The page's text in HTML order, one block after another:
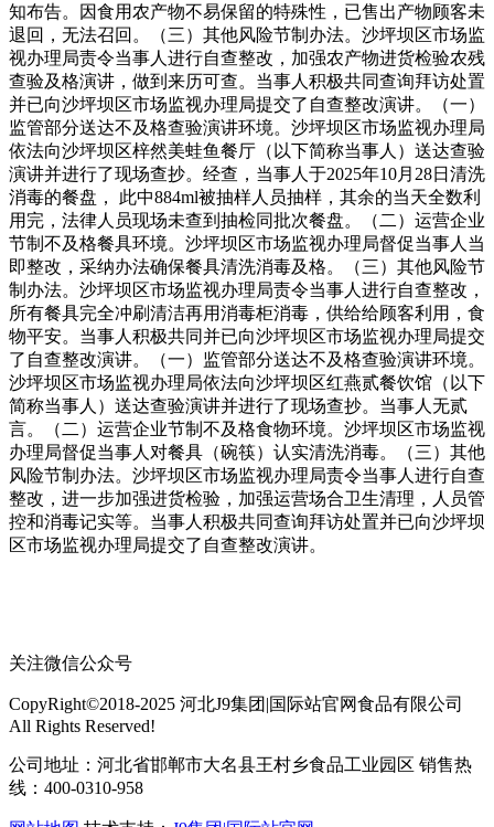
知布告。因食用农产物不易保留的特殊性，已售出产物顾客未
退回，无法召回。（三）其他风险节制办法。沙坪坝区市场监
视办理局责令当事人进行自查整改，加强农产物进货检验农残
查验及格演讲，做到来历可查。当事人积极共同查询拜访处置
并已向沙坪坝区市场监视办理局提交了自查整改演讲。（一）
监管部分送达不及格查验演讲环境。沙坪坝区市场监视办理局
依法向沙坪坝区梓然美蛙鱼餐厅（以下简称当事人）送达查验
演讲并进行了现场查抄。经查，当事人于2025年10月28日清洗
消毒的餐盘， 此中884ml被抽样人员抽样，其余的当天全数利
用完，法律人员现场未查到抽检同批次餐盘。（二）运营企业
节制不及格餐具环境。沙坪坝区市场监视办理局督促当事人当
即整改，采纳办法确保餐具清洗消毒及格。（三）其他风险节
制办法。沙坪坝区市场监视办理局责令当事人进行自查整改，
所有餐具完全冲刷清洁再用消毒柜消毒，供给给顾客利用，食
物平安。当事人积极共同并已向沙坪坝区市场监视办理局提交
了自查整改演讲。（一）监管部分送达不及格查验演讲环境。
沙坪坝区市场监视办理局依法向沙坪坝区红燕贰餐饮馆（以下
简称当事人）送达查验演讲并进行了现场查抄。当事人无贰
言。（二）运营企业节制不及格食物环境。沙坪坝区市场监视
办理局督促当事人对餐具（碗筷）认实清洗消毒。（三）其他
风险节制办法。沙坪坝区市场监视办理局责令当事人进行自查
整改，进一步加强进货检验，加强运营场合卫生清理，人员管
控和消毒记实等。当事人积极共同查询拜访处置并已向沙坪坝
区市场监视办理局提交了自查整改演讲。
关注微信公众号
CopyRight©2018-2025 河北J9集团|国际站官网食品有限公司
All Rights Reserved!
公司地址：河北省邯郸市大名县王村乡食品工业园区 销售热
线：400-0310-958